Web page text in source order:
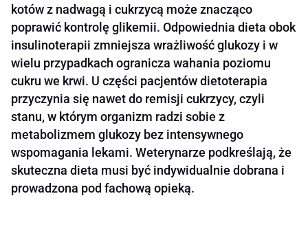
kotów z nadwagą i cukrzycą może znacząco
poprawić kontrolę glikemii. Odpowiednia dieta obok
insulinoterapii zmniejsza wrażliwość glukozy i w
wielu przypadkach ogranicza wahania poziomu
cukru we krwi. U części pacjentów dietoterapia
przyczynia się nawet do remisji cukrzycy, czyli
stanu, w którym organizm radzi sobie z
metabolizmem glukozy bez intensywnego
wspomagania lekami. Weterynarze podkreślają, że
skuteczna dieta musi być indywidualnie dobrana i
prowadzona pod fachową opieką.